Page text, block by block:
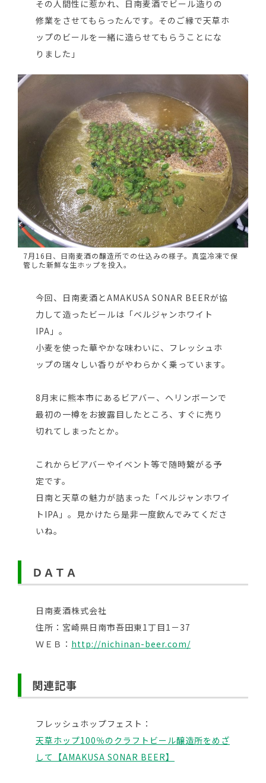
その人間性に惹かれ、日南麦酒でビール造りの
修業をさせてもらったんです。そのご縁で天草ホ
ップのビールを一緒に造らせてもらうことにな
りました」
7月16日、日南麦酒の醸造所での仕込みの様子。真空冷凍で保
管した新鮮な生ホップを投入。
今回、日南麦酒とAMAKUSA SONAR BEERが協
力して造ったビールは「ベルジャンホワイト
IPA」。
小麦を使った華やかな味わいに、フレッシュホ
ップの瑞々しい香りがやわらかく乗っています。
8月末に熊本市にあるビアバー、ヘリンボーンで
最初の一樽をお披露目したところ、すぐに売り
切れてしまったとか。
これからビアバーやイベント等で随時繋がる予
定です。
日南と天草の魅力が詰まった「ベルジャンホワイ
トIPA」。見かけたら是非一度飲んでみてくださ
いね。
ＤＡＴＡ
日南麦酒株式会社
住所：宮崎県日南市吾田東1丁目1－37
ＷＥＢ： http://nichinan-beer.com/
関連記事
フレッシュホップフェスト：
天草ホップ100％のクラフトビール醸造所をめざ
して【AMAKUSA SONAR BEER】